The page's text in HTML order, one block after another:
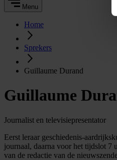
Menu
Home
Sprekers
Guillaume Durand
Guillaume
Journalist en televisiepresentator
Eerst leraar geschiedenis-
journaal, daarna voor het tijdslot 7
van de redactie van de